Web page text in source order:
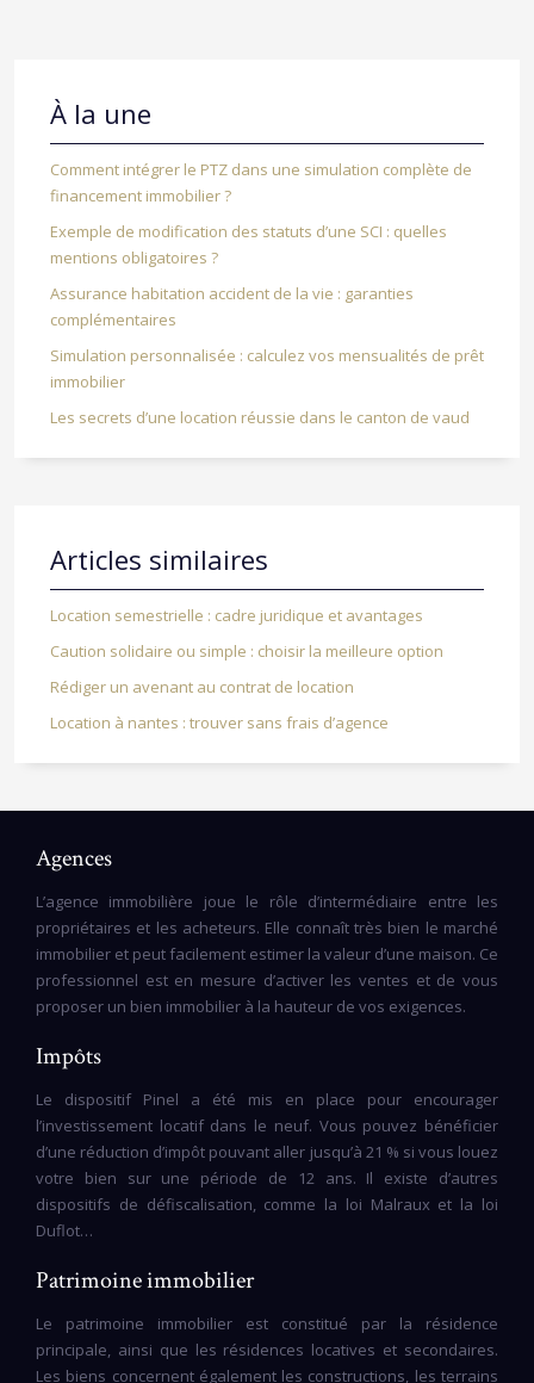
À la une
Comment intégrer le PTZ dans une simulation complète de
financement immobilier ?
Exemple de modification des statuts d’une SCI : quelles
mentions obligatoires ?
Assurance habitation accident de la vie : garanties
complémentaires
Simulation personnalisée : calculez vos mensualités de prêt
immobilier
Les secrets d’une location réussie dans le canton de vaud
Articles similaires
Location semestrielle : cadre juridique et avantages
Caution solidaire ou simple : choisir la meilleure option
Rédiger un avenant au contrat de location
Location à nantes : trouver sans frais d’agence
Agences
L’agence immobilière joue le rôle d’intermédiaire entre les
propriétaires et les acheteurs. Elle connaît très bien le marché
immobilier et peut facilement estimer la valeur d’une maison. Ce
professionnel est en mesure d’activer les ventes et de vous
proposer un bien immobilier à la hauteur de vos exigences.
Impôts
Le dispositif Pinel a été mis en place pour encourager
l’investissement locatif dans le neuf. Vous pouvez bénéficier
d’une réduction d’impôt pouvant aller jusqu’à 21 % si vous louez
votre bien sur une période de 12 ans. Il existe d’autres
dispositifs de défiscalisation, comme la loi Malraux et la loi
Duflot…
Patrimoine immobilier
Le patrimoine immobilier est constitué par la résidence
principale, ainsi que les résidences locatives et secondaires.
Les biens concernent également les constructions, les terrains